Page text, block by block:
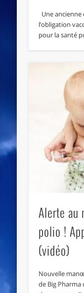
Une ancienne
l’obligation
pour la santé
Alerte au
polio !
(vidéo)
Nouvelle
de Big